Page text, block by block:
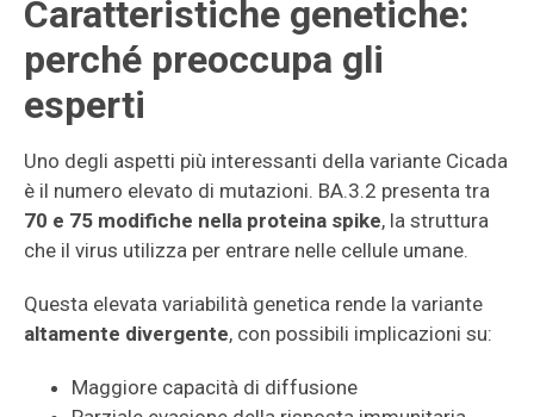
Caratteristiche genetiche:
perché preoccupa gli
esperti
Uno degli aspetti più interessanti della variante Cicada
è il numero elevato di mutazioni. BA.3.2 presenta tra
70 e 75 modifiche nella proteina spike, la struttura
che il virus utilizza per entrare nelle cellule umane.
Questa elevata variabilità genetica rende la variante
altamente divergente, con possibili implicazioni su:
Maggiore capacità di diffusione